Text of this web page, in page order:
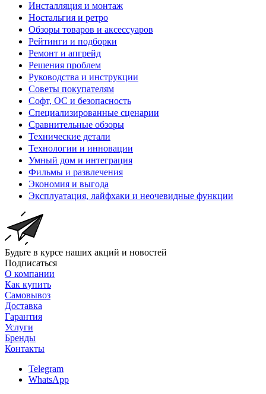
Инсталляция и монтаж
Ностальгия и ретро
Обзоры товаров и аксессуаров
Рейтинги и подборки
Ремонт и апгрейд
Решения проблем
Руководства и инструкции
Советы покупателям
Софт, ОС и безопасность
Специализированные сценарии
Сравнительные обзоры
Технические детали
Технологии и инновации
Умный дом и интеграция
Фильмы и развлечения
Экономия и выгода
Эксплуатация, лайфхаки и неочевидные функции
Будьте в курсе наших акций и новостей
Подписаться
О компании
Как купить
Самовывоз
Доставка
Гарантия
Услуги
Бренды
Контакты
Telegram
WhatsApp